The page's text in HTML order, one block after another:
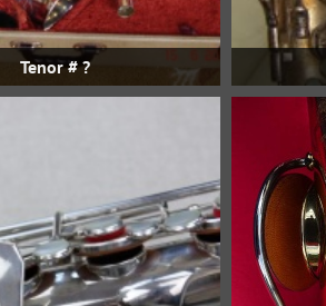
Tenor # ?